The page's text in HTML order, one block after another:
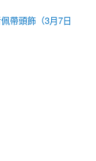
帶頭飾（3月7日